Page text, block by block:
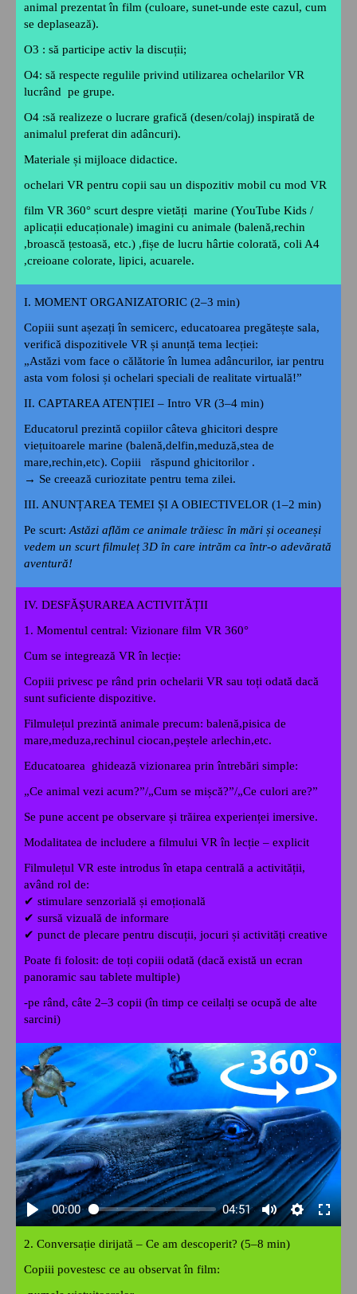
animal prezentat în film (culoare, sunet-unde este cazul, cum
se deplasează).
O3 : să participe activ la discuții;
O4: să respecte regulile privind utilizarea ochelarilor VR
lucrând pe grupe.
O4 :să realizeze o lucrare grafică (desen/colaj) inspirată de
animalul preferat din adâncuri).
Materiale și mijloace didactice.
ochelari VR pentru copii sau un dispozitiv mobil cu mod VR
film VR 360° scurt despre vietăți marine (YouTube Kids /
aplicații educaționale) imagini cu animale (balenă,rechin
,broască țestoasă, etc.) ,fișe de lucru hârtie colorată, coli A4
,creioane colorate, lipici, acuarele.
I. MOMENT ORGANIZATORIC (2–3 min)
Copiii sunt așezați în semicerc, educatoarea pregătește sala,
verifică dispozitivele VR și anunță tema lecției:
„Astăzi vom face o călătorie în lumea adâncurilor, iar pentru
asta vom folosi și ochelari speciali de realitate virtuală!”
II. CAPTAREA ATENȚIEI – Intro VR (3–4 min)
Educatorul prezintă copiilor câteva ghicitori despre
viețuitoarele marine (balenă,delfin,meduză,stea de
mare,rechin,etc). Copiii răspund ghicitorilor .
→ Se creează curiozitate pentru tema zilei.
III. ANUNȚAREA TEMEI ȘI A OBIECTIVELOR (1–2 min)
Pe scurt:Astăzi aflăm ce animale trăiesc în mări și oceaneși
vedem un scurt filmuleț 3D în care intrăm ca într-o adevărată
aventură!
IV. DESFĂȘURAREA ACTIVITĂȚII
1. Momentul central: Vizionare film VR 360°
Cum se integrează VR în lecție:
Copiii privesc pe rând prin ochelarii VR sau toți odată dacă
sunt suficiente dispozitive.
Filmulețul prezintă animale precum: balenă,pisica de
mare,meduza,rechinul ciocan,peștele arlechin,etc.
Educatoarea ghidează vizionarea prin întrebări simple:
„Ce animal vezi acum?”/„Cum se mișcă?”/„Ce culori are?”
Se pune accent pe observare și trăirea experienței imersive.
Modalitatea de includere a filmului VR în lecție – explicit
Filmulețul VR este introdus în etapa centrală a activității,
având rol de:
✔ stimulare senzorială și emoțională
✔ sursă vizuală de informare
✔ punct de plecare pentru discuții, jocuri și activități creative
Poate fi folosit: de toți copiii odată (dacă există un ecran
panoramic sau tablete multiple)
-pe rând, câte 2–3 copii (în timp ce ceilalți se ocupă de alte
sarcini)
00:00 04:51
2. Conversație dirijată – Ce am descoperit? (5–8 min)
Copiii povestesc ce au observat în film: